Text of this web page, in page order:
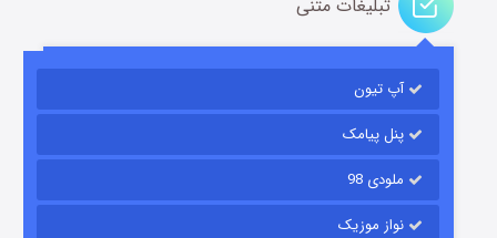
تبلیغات متنی
آپ تیون
پنل پیامک
ملودی 98
نواز موزیک